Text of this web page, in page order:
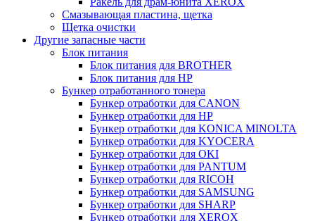
Смазывающая пластина, щетка
Щетка очистки
Другие запасные части
Блок питания
Блок питания для BROTHER
Блок питания для HP
Бункер отработанного тонера
Бункер отработки для CANON
Бункер отработки для HP
Бункер отработки для KONICA MINOLTA
Бункер отработки для KYOCERA
Бункер отработки для OKI
Бункер отработки для PANTUM
Бункер отработки для RICOH
Бункер отработки для SAMSUNG
Бункер отработки для SHARP
Бункер отработки для XEROX